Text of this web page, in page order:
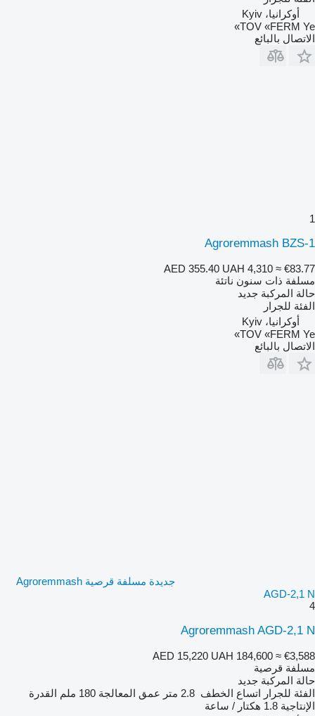
أوكرانيا، Kyiv
TOV «FERM Ye»
الاتصال بالبائع
1
Agroremmash BZS-1
AED 355.40 UAH 4,310 ≈ €83.77
مسلفة ذات سنون ناتئة
حالة المركبة جديد
الفئة للجرار
أوكرانيا، Kyiv
TOV «FERM Ye»
الاتصال بالبائع
جديدة مسلفة قرصية Agroremmash
AGD-2,1 N
4
Agroremmash AGD-2,1 N
AED 15,220 UAH 184,600 ≈ €3,588
مسلفة قرصية
حالة المركبة جديد
الفئة للجرار اتساع الخطف 2.8 متر عمق المعالجة 180 ملم
القدرة
الإنتاجية 1.8 هكتار / ساعة